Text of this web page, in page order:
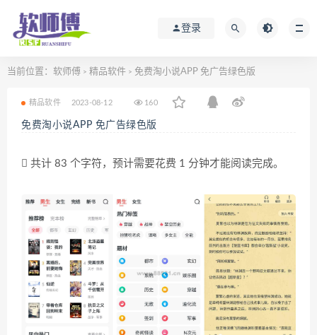
登录
当前位置： 软师傅 > 精品软件 > 免费淘小说APP 免广告绿色版
精品软件 2023-08-12 160
免费淘小说APP 免广告绿色版
共计 83 个字符，预计需要花费 1 分钟才能阅读完成。